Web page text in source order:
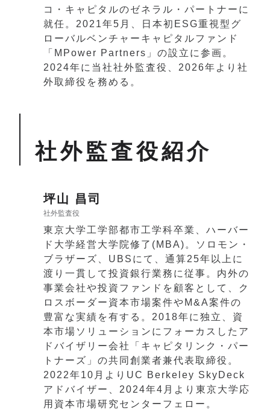
コ・キャピタルのゼネラル・パートナーに
就任。2021年5月、日本初ESG重視型グ
ローバルベンチャーキャピタルファンド
「MPower Partners」の設立に参画。
2024年に当社社外監査役、2026年より社
外取締役を務める。
社外監査役紹介
坪山 昌司
社外監査役
東京大学工学部都市工学科卒業、ハーバー
ド大学経営大学院修了(MBA)。ソロモン・
ブラザーズ、UBSにて、通算25年以上に
渡り一貫して投資銀行業務に従事。内外の
事業会社や投資ファンドを顧客として、ク
ロスボーダー資本市場案件やM&A案件の
豊富な実績を有する。2018年に独立、資
本市場ソリューションにフォーカスしたア
ドバイザリー会社「キャピタリンク・パー
トナーズ」の共同創業者兼代表取締役。
2022年10月よりUC Berkeley SkyDeck
アドバイザー、2024年4月より東京大学応
用資本市場研究センターフェロー。